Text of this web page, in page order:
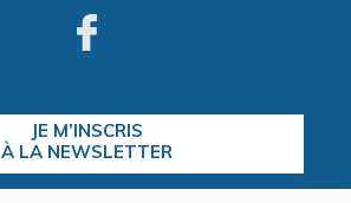
JE M’INSCRIS
À LA NEWSLETTER